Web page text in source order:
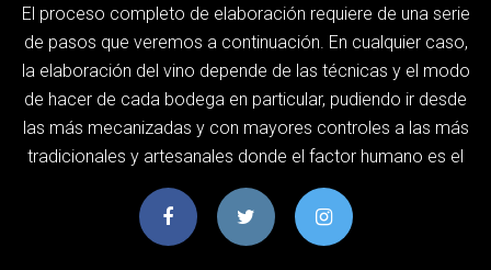
El proceso completo de elaboración requiere de una serie
de pasos que veremos a continuación. En cualquier caso,
la elaboración del vino depende de las técnicas y el modo
de hacer de cada bodega en particular, pudiendo ir desde
las más mecanizadas y con mayores controles a las más
tradicionales y artesanales donde el factor humano es el